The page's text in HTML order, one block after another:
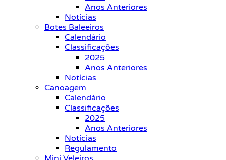
Anos Anteriores
Notícias
Botes Baleeiros
Calendário
Classificações
2025
Anos Anteriores
Notícias
Canoagem
Calendário
Classificações
2025
Anos Anteriores
Notícias
Regulamento